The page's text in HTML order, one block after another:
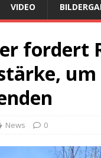
VIDEO
fordert
um
News 0